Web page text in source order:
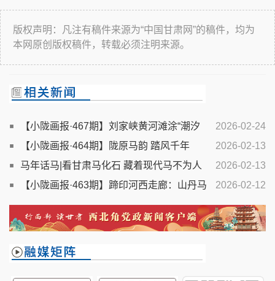
版权声明：凡注有稿件来源为“中国甘肃网”的稿件，均为
本网原创版权稿件，转载必须注明来源。
2026-02-24
【小陇画报·467期】刘家峡黄河滩涂“潮汐
树”绘就大地奇观
2026-02-13
【小陇画报·464期】陇原马韵 踏风千年
2026-02-13
马年话马|看甘肃马化石 藏着现代马不为人
知的进化秘密
2026-02-12
【小陇画报·463期】蹄印河西走廊：山丹马
的千年牧歌